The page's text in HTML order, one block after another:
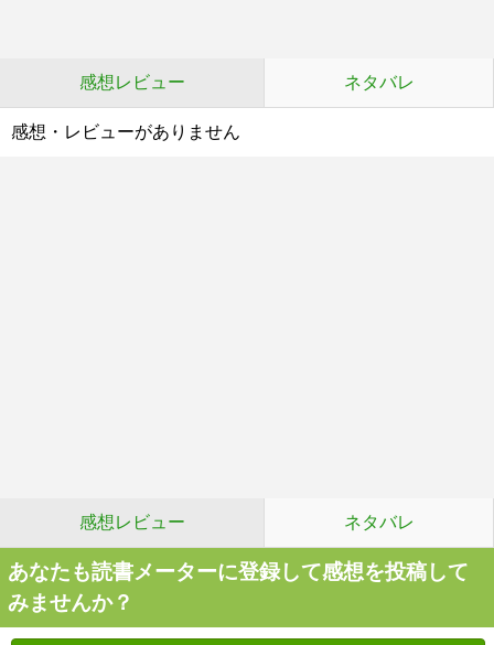
感想レビュー ネタバレ
感想・レビューがありません
感想レビュー ネタバレ
あなたも読書メーターに登録して感想を投稿して
みませんか？